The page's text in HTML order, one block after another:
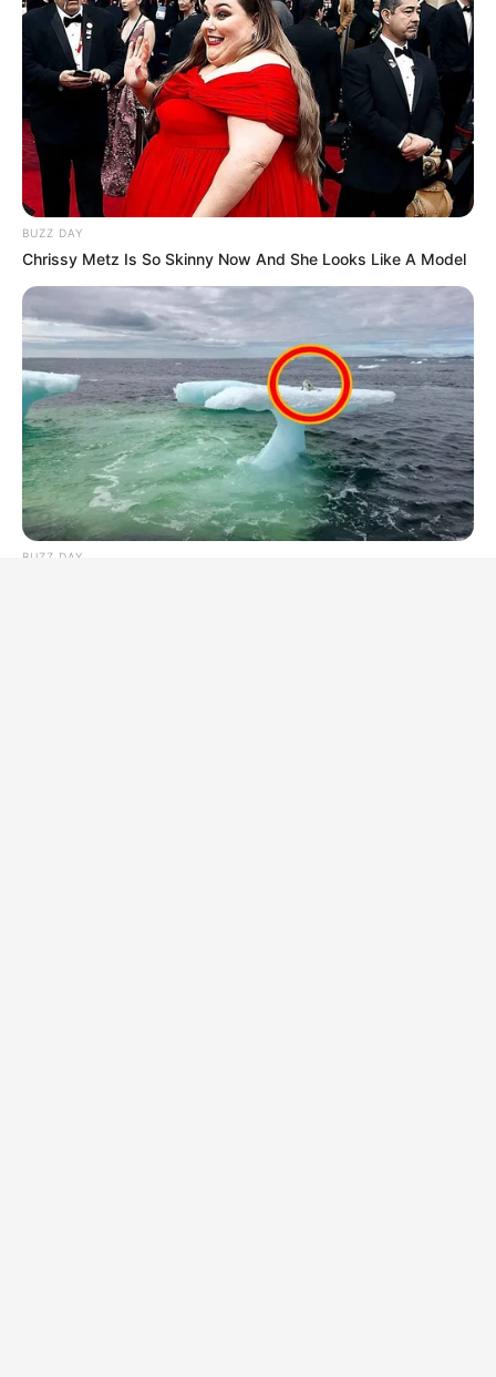
BUZZ DAY
Chrissy Metz Is So Skinny Now And She Looks Like A Model
BUZZ DAY